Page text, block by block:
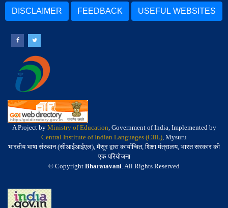
DISCLAIMER FEEDBACK USEFUL WEBSITES
A Project by Ministry of Education, Government of India, Implemented by
Central Institute of Indian Languages (CIIL), Mysuru
भारतीय भाषा संस्थान (सीआईआईएल), मैसूर द्वारा कार्यान्वित, शिक्षा मंत्रालय, भारत सरकार की
एक परियोजना
© Copyright Bharatavani. All Rights Reserved